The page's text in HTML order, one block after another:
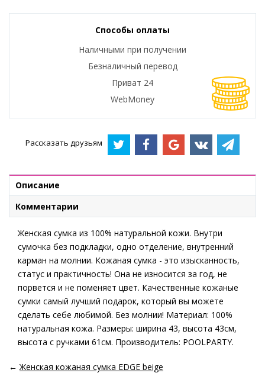
Способы оплаты
Наличными при получении
Безналичный перевод
Приват 24
WebMoney
Рассказать друзьям
Описание
Комментарии
Женская сумка из 100% натуральной кожи. Внутри
сумочка без подкладки, одно отделение, внутренний
карман на молнии. Кожаная сумка - это изысканность,
статус и практичность! Она не износится за год, не
порвется и не поменяет цвет. Качественные кожаные
сумки самый лучший подарок, который вы можете
сделать себе любимой. Без молнии! Материал: 100%
натуральная кожа. Размеры: ширина 43, высота 43см,
высота с ручками 61см. Производитель: POOLPARTY.
← Женская кожаная сумка EDGE beige